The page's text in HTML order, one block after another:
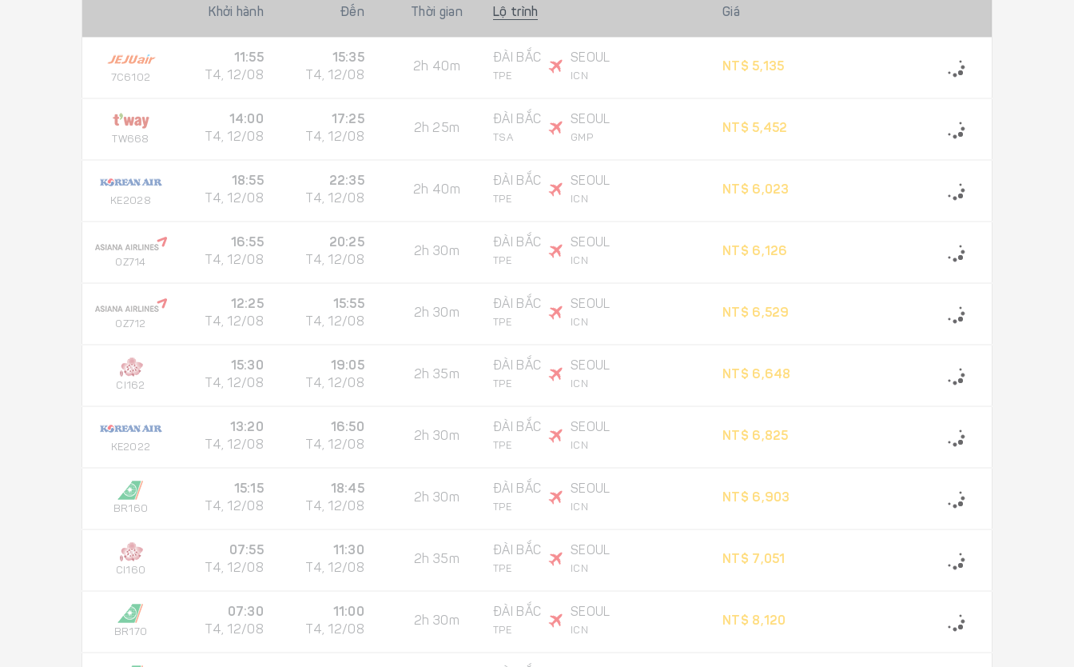
Khởi hành Đến Thời gian Lộ trình Giá
7C6102
11:55
T4, 12/08
15:35
T4, 12/08
2h 40m
ĐÀI BẮC
TPE
SEOUL
ICN
NT$ 5,135
TW668
14:00
T4, 12/08
17:25
T4, 12/08
2h 25m
ĐÀI BẮC
TSA
SEOUL
GMP
NT$ 5,452
KE2028
18:55
T4, 12/08
22:35
T4, 12/08
2h 40m
ĐÀI BẮC
TPE
SEOUL
ICN
NT$ 6,023
OZ714
16:55
T4, 12/08
20:25
T4, 12/08
2h 30m
ĐÀI BẮC
TPE
SEOUL
ICN
NT$ 6,126
OZ712
12:25
T4, 12/08
15:55
T4, 12/08
2h 30m
ĐÀI BẮC
TPE
SEOUL
ICN
NT$ 6,529
CI162
15:30
T4, 12/08
19:05
T4, 12/08
2h 35m
ĐÀI BẮC
TPE
SEOUL
ICN
NT$ 6,648
KE2022
13:20
T4, 12/08
16:50
T4, 12/08
2h 30m
ĐÀI BẮC
TPE
SEOUL
ICN
NT$ 6,825
BR160
15:15
T4, 12/08
18:45
T4, 12/08
2h 30m
ĐÀI BẮC
TPE
SEOUL
ICN
NT$ 6,903
CI160
07:55
T4, 12/08
11:30
T4, 12/08
2h 35m
ĐÀI BẮC
TPE
SEOUL
ICN
NT$ 7,051
BR170
07:30
T4, 12/08
11:00
T4, 12/08
2h 30m
ĐÀI BẮC
TPE
SEOUL
ICN
NT$ 8,120